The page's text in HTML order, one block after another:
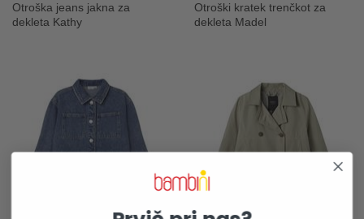
Otroška jeans jakna za
dekleta Kathy
Otroški kratek trenčkot za
dekleta Madel